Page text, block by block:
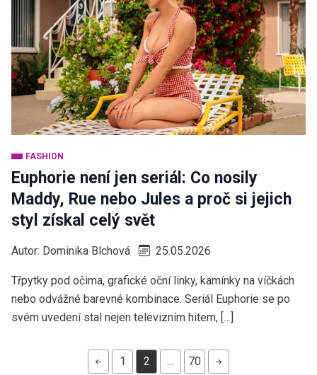
FASHION
Euphorie není jen seriál: Co nosily
Maddy, Rue nebo Jules a proč si jejich
styl získal celý svět
Autor: Dominika Blchová 25.05.2026
Třpytky pod očima, grafické oční linky, kamínky na víčkách
nebo odvážné barevné kombinace. Seriál Euphorie se po
svém uvedení stal nejen televizním hitem, […]
1 2 … 70